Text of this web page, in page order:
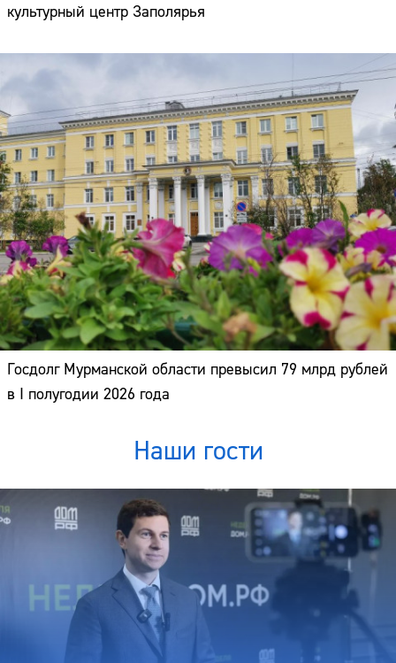
культурный центр Заполярья
Госдолг Мурманской области превысил 79 млрд рублей
в I полугодии 2026 года
Наши гости